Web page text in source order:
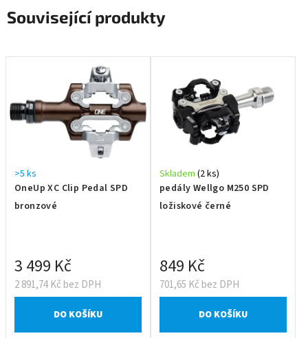
Související produkty
OneUp XC Clip Pedal SPD
bronzové
>5 ks
2 891,74 Kč bez DPH
3 499 Kč
DO KOŠÍKU
pedály Wellgo M250 SPD
ložiskové černé
Skladem (2 ks)
701,65 Kč bez DPH
849 Kč
DO KOŠÍKU